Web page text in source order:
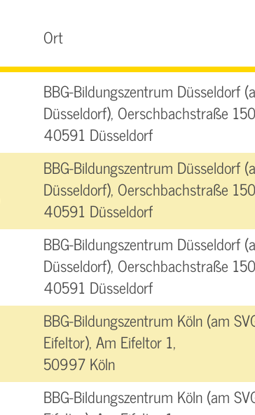
Ort
BBG-Bildungszentrum Düsseldorf
Düsseldorf), Oerschbachstraße
40591 Düsseldorf
BBG-Bildungszentrum Düsseldorf
Düsseldorf), Oerschbachstraße
40591 Düsseldorf
BBG-Bildungszentrum Düsseldorf
Düsseldorf), Oerschbachstraße
40591 Düsseldorf
BBG-Bildungszentrum Köln (am
Eifeltor), Am Eifeltor 1,
50997 Köln
BBG-Bildungszentrum Köln (am